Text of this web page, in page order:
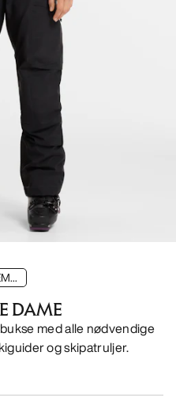
DAME
med alle nødvendige
og skipatruljer.